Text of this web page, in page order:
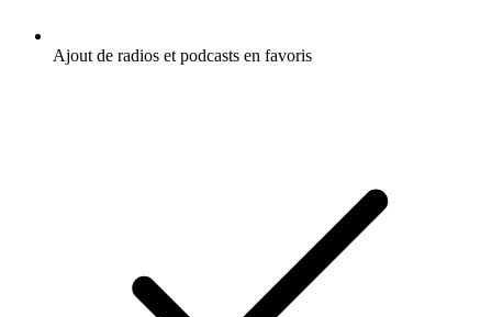
Ajout de radios et podcasts en favoris